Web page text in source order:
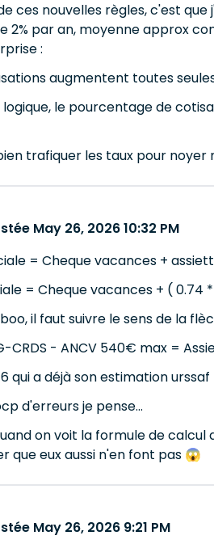
ces nouvelles règles, c'est que
2% par an, moyenne approx
:
augmentent toutes
le pourcentage de
trafiquer les taux pour noyer
May 26, 2026 10:32 PM
= Cheque vacances +
= Cheque vacances + ( 0.74
il faut suivre le sens de la
CRDS - ANCV 540€ max =
qui a déjà son estimation
d'erreurs je pense...
on voit la formule de
que eux aussi n'en font pas 😱
May 26, 2026 9:21 PM